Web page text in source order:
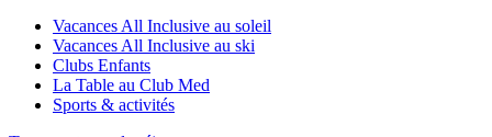
Vacances All Inclusive au soleil
Vacances All Inclusive au ski
Clubs Enfants
La Table au Club Med
Sports & activités